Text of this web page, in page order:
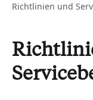
Richtlinien und